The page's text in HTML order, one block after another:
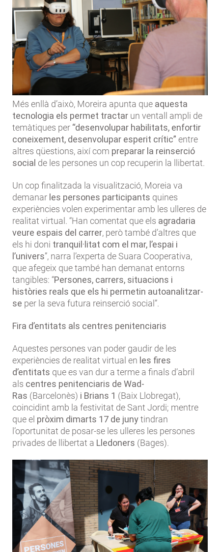
Més enllà d’això, Moreira apunta que aquesta
tecnologia els permet tractar un ventall ampli de
temàtiques per “desenvolupar habilitats, enfortir
coneixement, desenvolupar esperit crític” entre
altres qüestions, així com preparar la reinserció
social de les persones un cop recuperin la llibertat.
Un cop finalitzada la visualització, Moreia va
demanar les persones participants quines
experiències volen experimentar amb les ulleres de
realitat virtual. “Han comentat que els agradaria
veure espais del carrer, però també d’altres que
els hi doni tranquil·litat com el mar, l’espai i
l’univers”, narra l’experta de Suara Cooperativa,
que afegeix que també han demanat entorns
tangibles: “Persones, carrers, situacions i
històries reals que els hi permetin autoanalitzar-
se per la seva futura reinserció social”.
Fira d’entitats als centres penitenciaris
Aquestes persones van poder gaudir de les
experiències de realitat virtual en les fires
d’entitats que es van dur a terme a finals d’abril
als centres penitenciaris de Wad-
Ras (Barcelonès) i Brians 1 (Baix Llobregat),
coincidint amb la festivitat de Sant Jordi; mentre
que el pròxim dimarts 17 de junytindran
l’oportunitat de posar-se les ulleres les persones
privades de llibertat a Lledoners (Bages).